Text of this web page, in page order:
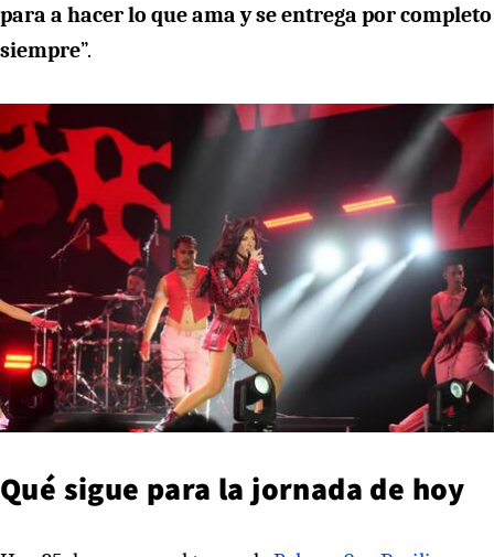
para a hacer lo que ama y se entrega por completo
siempre”.
Qué sigue para la jornada de hoy